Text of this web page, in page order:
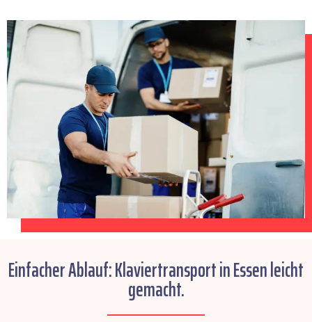
Einfacher Ablauf: Klaviertransport in Essen leicht
gemacht.